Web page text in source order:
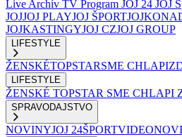
Live Archív TV Program JOJ 24 JOJ
JOJJOJ PLAYJOJ ŠPORTJOJKO
JOJKASTINGYJOJ CZJOJ GROUP
LIFESTYLE
ŽENSKÉTOPSTARSME CHLAPI
LIFESTYLE
ŽENSKÉ TOPSTAR SME CHLAPI
SPRAVODAJSTVO
NOVINYJOJ 24ŠPORT